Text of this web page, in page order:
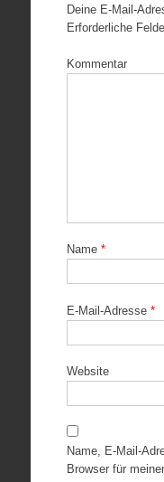
Deine E-Mail-
Erforderliche
Kommentar
Name *
E-Mail-Adresse *
Website
Name, E-Mail-
Browser für